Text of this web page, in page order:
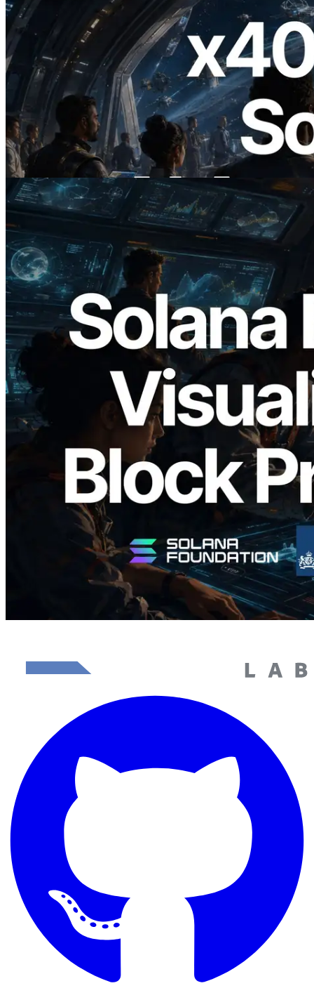
2026.07.04
ERPC startet x402-fähige Solana RPC —
Der Beginn einer Ära, in der KI-Agenten
APIs bei Bedarf bezahlen
Lesen Sie diesen Artikel
2026.05.24
Validators Solutions veröffentlicht Solana
Block Analyzer – Visualisierung der
Blockproduktionszeit pro Slot und der
zugewiesenen Validatoren
Lesen Sie diesen Artikel